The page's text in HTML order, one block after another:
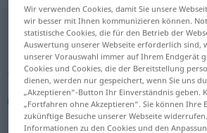
Muss n
Übersicht aller Übersetzungen
(Für mehr Details die Übersetzung
شيء لا بد منه
Wir verwenden Cookies, damit Sie unsere
wir besser mit Ihnen kommunizieren können.
statistische Cookies, die für den Betrieb der
Auswertung unserer Webseite erforderlich sind,
unserer Vorauswahl immer auf Ihrem Endgerät
Cookies und Cookies, die der Bereitstellung
dienen, werden nur gespeichert, wenn Sie uns
„Akzeptieren“-Button Ihr Einverständnis geben.
„Fortfahren ohne Akzeptieren“. Sie können
zukünftige Besuche unserer Webseite
Informationen zu den Cookies und den